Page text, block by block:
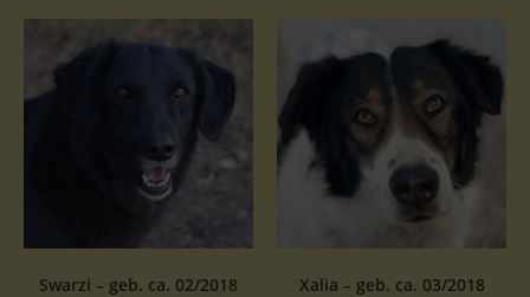
Swarzi – geb. ca. 02/2018 Xalia – geb. ca. 03/2018